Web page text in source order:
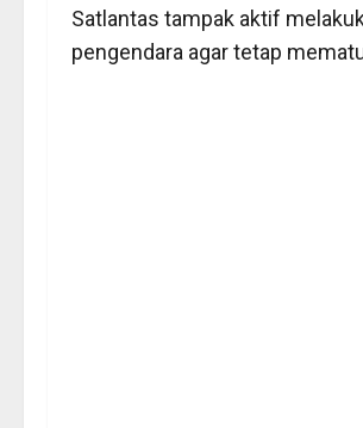
Satlantas tampak aktif
pengendara agar tetap